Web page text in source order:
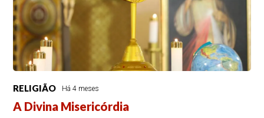
RELIGIÃO Há 4 meses
A Divina Misericórdia